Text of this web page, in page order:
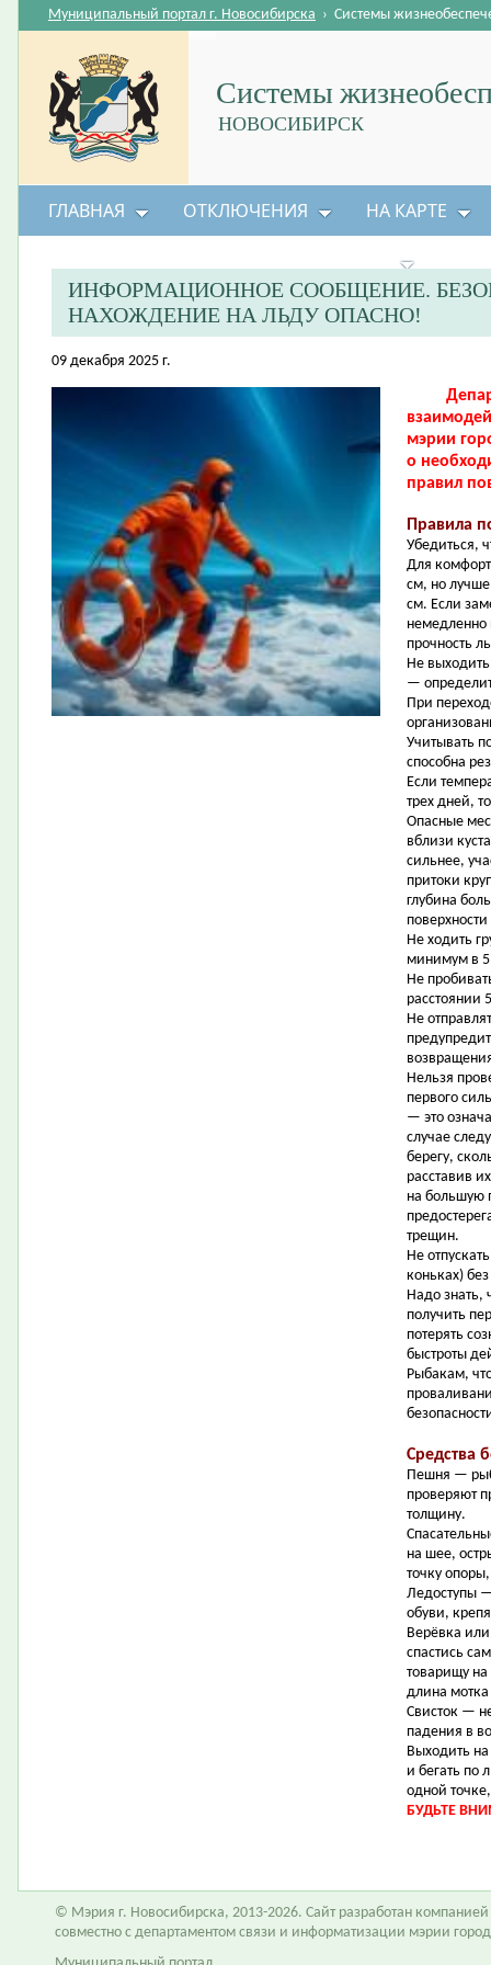
Системы
НОВОСИБИРСК
Муниципальный портал г. Новосибирска › Системы
ГЛАВНАЯ ОТКЛЮЧЕНИЯ НА КАРТЕ
ИНФОРМАЦИОННОЕ СООБЩЕНИЕ.
НАХОЖДЕНИЕ НА ЛЬДУ ОПАСНО!
09 декабря 2025 г.
мэрии
о
правил
Правила
Убедиться,
Для
см, но лучше
см. Если
немедленно
прочность
Не
—
При
Учитывать
способна
Если
трех дней,
Опасные
вблизи
сильнее,
притоки
глубина
Не ходить
минимум в
Не
расстоянии
Не
Нельзя
первого
— это
случае
берегу,
расставив
на большую
трещин.
Не
коньках)
Надо знать,
получить
потерять
быстроты
Рыбакам,
Средства
Пешня —
проверяют
толщину.
на шее,
точку
Ледоступы
обуви,
Верёвка
спастись
товарищу
длина
Свисток —
падения в
Выходить на
и бегать по
одной
БУДЬТЕ
© Мэрия г. Новосибирска, 2013-2026. Сайт разработан компанией
совместно с департаментом связи и информатизации мэрии